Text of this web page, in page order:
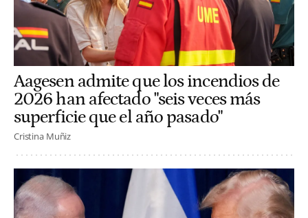
Aagesen admite que los incendios de
2026 han afectado "seis veces más
superficie que el año pasado"
Cristina Muñiz